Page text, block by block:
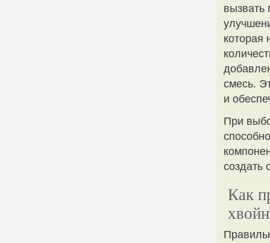
вызвать
которая
смесь.
и
При
создать
Как